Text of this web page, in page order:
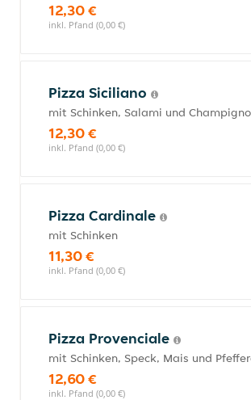
12,30 €
inkl. Pfand (0,00 €)
Pizza Siciliano
mit Schinken, Salami und
12,30 €
inkl. Pfand (0,00 €)
Pizza Cardinale
mit Schinken
11,30 €
inkl. Pfand (0,00 €)
Pizza Provenciale
mit Schinken, Speck, Mais und
12,60 €
inkl. Pfand (0,00 €)